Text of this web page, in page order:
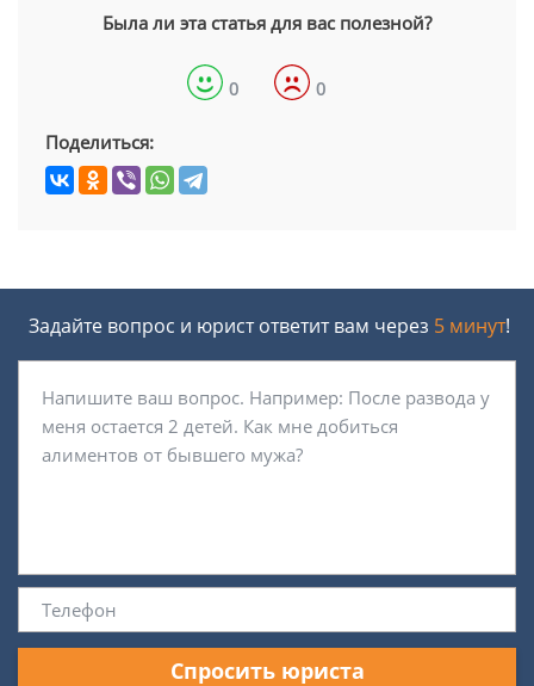
Была ли эта статья для вас полезной?
0 0
Поделиться:
Задайте вопрос и юрист ответит вам через 5 минут!
Спросить юриста